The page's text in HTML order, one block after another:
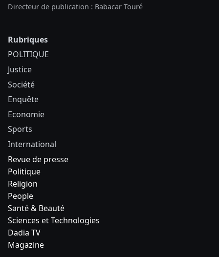
Directeur de publication : Babacar Touré
Rubriques
POLITIQUE
Justice
Société
Enquête
Economie
Sports
International
Revue de presse
Politique
Religion
People
Santé & Beauté
Sciences et Technologies
Dadia TV
Magazine